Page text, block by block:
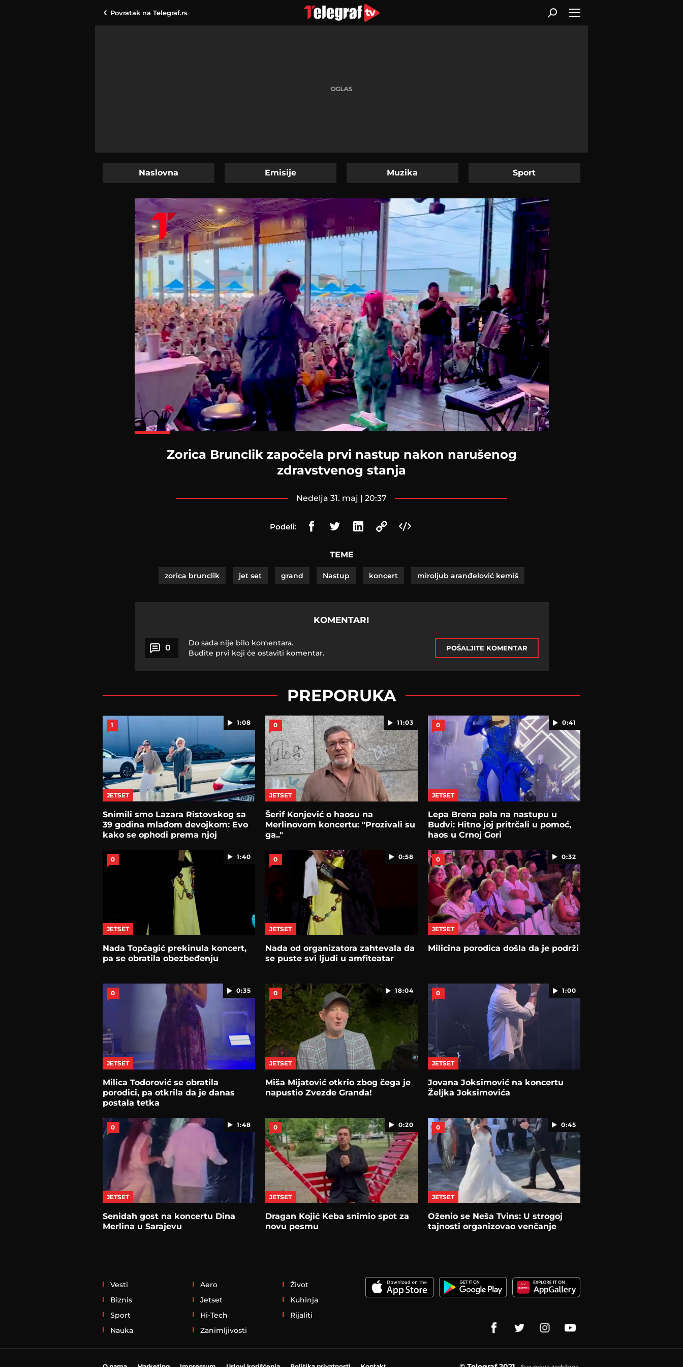
Povratak na Telegraf.rs
Naslovna Emisije Muzika Sport
Zorica Brunclik započela prvi nastup nakon narušenog
zdravstvenog stanja
nedelja 31. maj | 20:37
Podeli:
TEME
zorica brunclik jet set grand Nastup koncert miroljub aranđelović kemiš
KOMENTARI
0
Do sada nije bilo komentara.
Budite prvi koji će ostaviti komentar.
POŠALJITE KOMENTAR
PREPORUKA
1:08
1
JETSET
Snimili smo Lazara Ristovskog sa
39 godina mlađom devojkom: Evo
kako se ophodi prema njoj
11:03
0
JETSET
Šerif Konjević o haosu na
Merlinovom koncertu: "Prozivali su
ga.."
0:41
0
JETSET
Lepa Brena pala na nastupu u
Budvi: Hitno joj pritrčali u pomoć,
haos u Crnoj Gori
1:40
0
JETSET
Nada Topčagić prekinula koncert,
pa se obratila obezbeđenju
0:58
0
JETSET
Nada od organizatora zahtevala da
se puste svi ljudi u amfiteatar
0:32
0
JETSET
Milicina porodica došla da je podrži
0:35
0
JETSET
Milica Todorović se obratila
porodici, pa otkrila da je danas
postala tetka
18:04
0
JETSET
Miša Mijatović otkrio zbog čega je
napustio Zvezde Granda!
1:00
0
JETSET
Jovana Joksimović na koncertu
Željka Joksimovića
1:48
0
JETSET
Senidah gost na koncertu Dina
Merlina u Sarajevu
0:20
0
JETSET
Dragan Kojić Keba snimio spot za
novu pesmu
0:45
0
JETSET
Oženio se Neša Tvins: U strogoj
tajnosti organizovao venčanje
Vesti
Biznis
Sport
Nauka
Aero
Jetset
Hi-Tech
Zanimljivosti
Život
Kuhinja
Rijaliti